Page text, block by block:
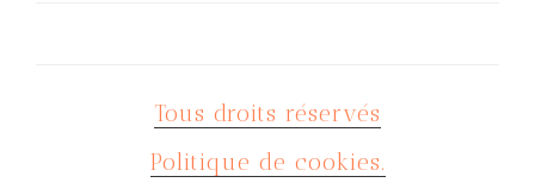
Tous droits réservés
Politique de cookies.